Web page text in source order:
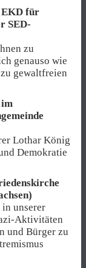
EKD für
SED-
zu
genauso wie
gewaltfreien
Lothar König
Demokratie
unserer
Aktivitäten
und Bürger zu